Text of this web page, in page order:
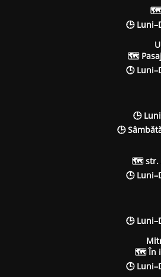
🗺
🕒
🗺
🕒
🕒
🕒
🗺 str.
🕒
🕒
🗺 În
🕒